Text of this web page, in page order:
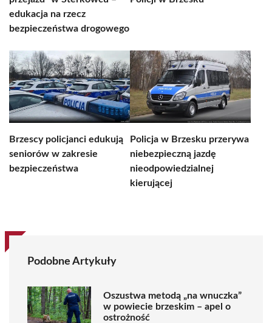
edukacja na rzecz
bezpieczeństwa drogowego
Brzescy policjanci edukują
seniorów w zakresie
bezpieczeństwa
Policja w Brzesku przerywa
niebezpieczną jazdę
nieodpowiedzialnej
kierującej
Podobne Artykuły
Oszustwa metodą „na wnuczka”
w powiecie brzeskim – apel o
ostrożność